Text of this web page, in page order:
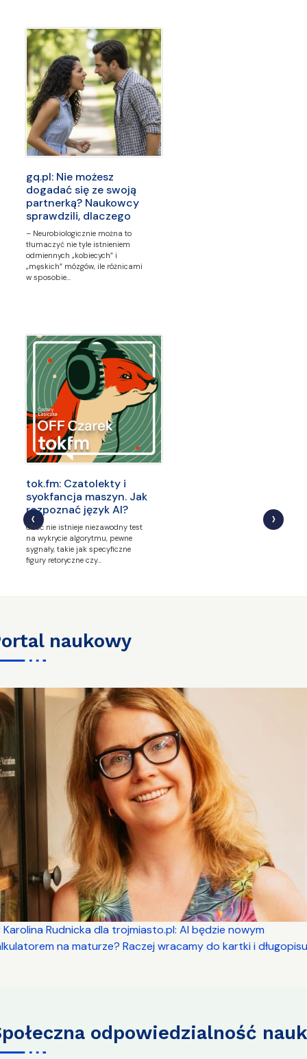
gq.pl: Nie możesz
dogadać się ze swoją
partnerką? Naukowcy
sprawdzili, dlaczego
– Neurobiologicznie można to
tłumaczyć nie tyle istnieniem
odmiennych „kobiecych” i
„męskich” mózgów, ile różnicami
w sposobie…
tok.fm: Czatolekty i
syokfancja maszyn. Jak
rozpoznać język AI?
Choć nie istnieje niezawodny test
na wykrycie algorytmu, pewne
sygnały, takie jak specyficzne
figury retoryczne czy…
portal naukowy
Karolina Rudnicka dla trojmiasto.pl: AI będzie nowym
na maturze? Raczej wracamy do kartki i długopisu
społeczna odpowiedzialność